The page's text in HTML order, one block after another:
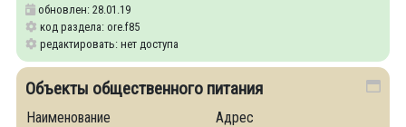
обновлен: 28.01.19
код раздела: ore.f85
редактировать: нет доступа
Объекты общественного питания
Наименование Адрес